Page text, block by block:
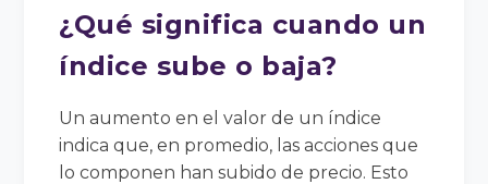
¿Qué significa cuando un
índice sube o baja?
Un aumento en el valor de un índice
indica que, en promedio, las acciones que
lo componen han subido de precio. Esto